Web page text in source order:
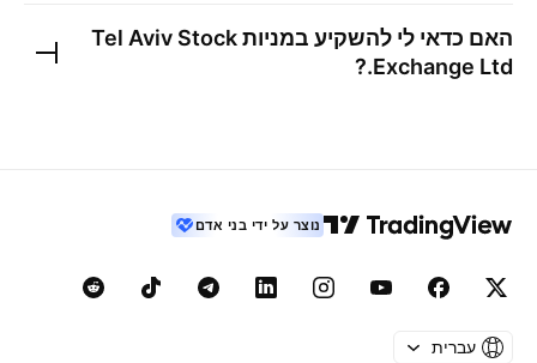
האם כדאי לי להשקיע במניותTel Aviv Stock
Exchange Ltd.
?
נוצר על ידי בני אדם
עברית